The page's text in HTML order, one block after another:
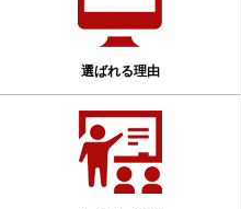
選ばれる理由